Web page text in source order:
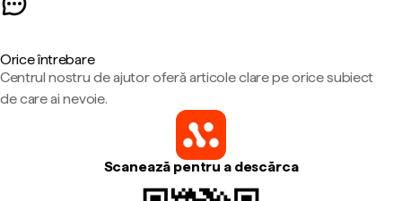
Orice întrebare
Centrul nostru de ajutor oferă articole clare pe orice subiect
de care ai nevoie.
Scanează pentru a descărca